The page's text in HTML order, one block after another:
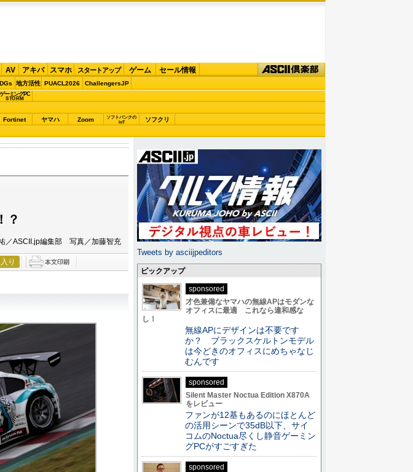
AV アキバ スマホ スタートアップ ゲーム セール情報
地方活性 PUACL2026 ChallengersJP
ゲーミングPC
STORM
Fortinet ヤマハ Zoom
ソフトバンクの
IoT
ソフクリ
？
／ASCII.jp編集部 写真／加藤智充
り
Tweets by asciijpeditors
ピックアップ
sponsored
才色兼備なヤマハの無線APはモダンな
オフィスに最適 これなら違和感な
し！
無線APにデザインは不要です
か？ ブラックスケルトンモデル
は今どきのオフィスにめちゃなじ
むんです
sponsored
Silent Master Noctua Edition X870A
をレビュー
ファンが12基もあるのにほとんど
の活用シーンで35dB以下、サイ
コムのNoctua尽くし静音ゲーミン
グPCがすごすぎた
sponsored